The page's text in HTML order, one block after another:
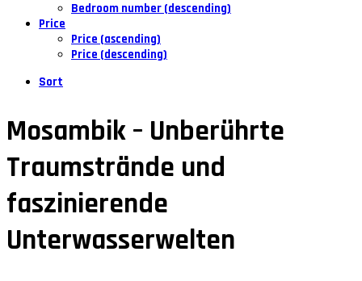
Bedroom number (descending)
Price
Price (ascending)
Price (descending)
Sort
Mosambik – Unberührte
Traumstrände und
faszinierende
Unterwasserwelten